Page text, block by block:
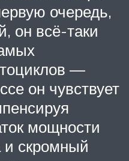
очередь,
он всё-таки
—
он чувствует
мощности
и скромный